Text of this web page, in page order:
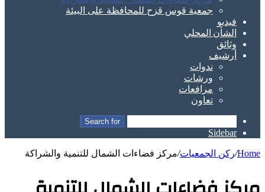
جمعية قوس قزح للمحافظة على البيئة
فيديو
الشأن المحلي
وثائق
أرشيف
ندوات
ورشات
مرافعات
تعاون
Search for
Sidebar
Home
/ركن الجمعيات/مركز فضاءات الشمال للتنمية والشراكة